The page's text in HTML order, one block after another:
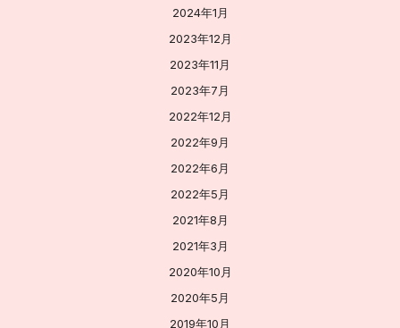
2024年1月
2023年12月
2023年11月
2023年7月
2022年12月
2022年9月
2022年6月
2022年5月
2021年8月
2021年3月
2020年10月
2020年5月
2019年10月